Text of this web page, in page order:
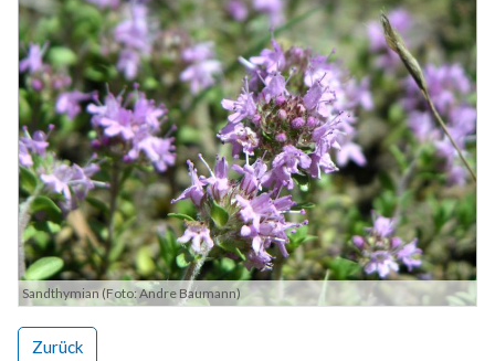
Sandthymian (Foto: Andre Baumann)
Zurück
Good Service
Lorem ipsum dolor sit amet, consectetuer adipiscing
elit. Aenean commodo ligula eget dolor.
MEHR INFOS